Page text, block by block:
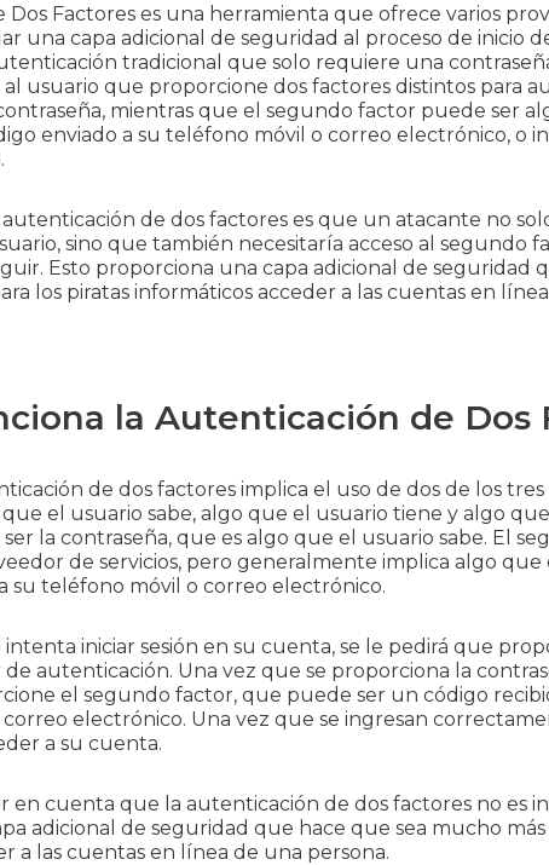
Dos Factores es una herramienta que ofrece varios
una capa adicional de seguridad al proceso de inicio
tradicional que solo requiere una
al usuario que proporcione dos factores distintos para
mientras que el segundo factor puede ser
enviado a su teléfono móvil o correo electrónico, o
autenticación de dos factores es que un atacante no
sino que también necesitaría acceso al segundo
Esto proporciona una capa adicional de seguridad
los piratas informáticos acceder a las cuentas en
la Autenticación de Dos
de dos factores implica el uso de dos de los
el usuario sabe, algo que el usuario tiene y algo que
la contraseña, que es algo que el usuario sabe. El
de servicios, pero generalmente implica algo que
su teléfono móvil o correo electrónico.
iniciar sesión en su cuenta, se le pedirá que
autenticación. Una vez que se proporciona la
el segundo factor, que puede ser un código
electrónico. Una vez que se ingresan
a su cuenta.
en cuenta que la autenticación de dos factores no es
adicional de seguridad que hace que sea mucho más
a las cuentas en línea de una persona.